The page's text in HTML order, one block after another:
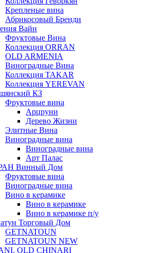
Крепленые вина
Абрикосовый Бренди
Вайн
Фруктовые Вина
Коллекция ORRAN
OLD ARMENIA
Виноградные Вина
Коллекция TAKAR
Коллекция YEREVAN
КЗ
Фруктовые вина
Арцруни
Дерево Жизни
Элитные Вина
Виноградные вина
Виноградные вина
Арт Палас
Винный Дом
Фруктовые вина
Виноградные вина
Вино в керамике
Вино в керамике
Вино в керамике п/у
Торговый Дом
GETNATOUN
GETNATOUN NEW
OLD CHINARI